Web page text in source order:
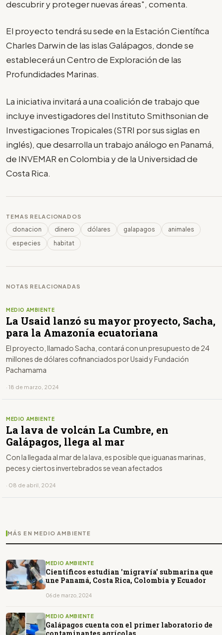
descubrir y proteger nuevas áreas", comenta.
El proyecto tendrá su sede en la Estación Científica
Charles Darwin de las islas Galápagos, donde se
establecerá un Centro de Exploración de las
Profundidades Marinas.
La iniciativa invitará a una coalición de trabajo que
incluye investigadores del Instituto Smithsonian de
Investigaciones Tropicales (STRI por sus siglas en
inglés), que desarrolla un trabajo análogo en Panamá,
de INVEMAR en Colombia y de la Universidad de
Costa Rica.
TEMAS RELACIONADOS
donacion dinero dólares galapagos
animales
especies
habitat
NOTAS RELACIONADAS
MEDIO AMBIENTE
La Usaid lanzó su mayor proyecto, Sacha,
para la Amazonía ecuatoriana
El proyecto, llamado Sacha, contará con un presupuesto de 24
millones de dólares cofinanciados por Usaid y Fundación
Pachamama
· 18 de marzo, 2024
MEDIO AMBIENTE
La lava de volcán La Cumbre, en
Galápagos, llega al mar
Con la llegada al mar de la lava, es posible que iguanas marinas,
peces y ciertos invertebrados se vean afectados
· 08 de abril, 2024
MÁS EN MEDIO AMBIENTE
MEDIO AMBIENTE
Científicos estudian 'migravía' submarina que
une Panamá, Costa Rica, Colombia y Ecuador
06 de marzo, 2024
MEDIO AMBIENTE
Galápagos cuenta con el primer laboratorio de
contaminantes agrícolas